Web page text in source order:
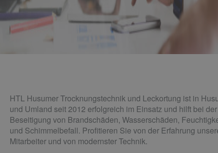
HTL Husumer Trocknungstechnik und Leckortung ist in
und Umland seit 2012 erfolgreich im Einsatz und hilft bei der
Beseitigung von Brandschäden, Wasserschäden,
und Schimmelbefall. Profitieren Sie von der Erfahrung
Mitarbeiter und von modernster Technik.